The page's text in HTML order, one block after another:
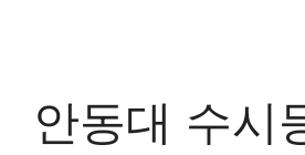
안동대 수시